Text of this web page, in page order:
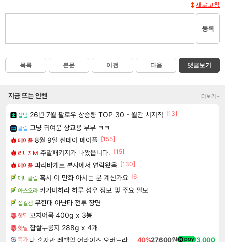
새로고침
등록
목록 본문 이전 다음 댓글보기
지금 뜨는 인벤 더보기+
잡담 26년 7월 팔로우 상승량 TOP 30 - 월간 치지직 [13]
클립 그냥 귀여운 상교용 부부 ㅋㅋ
메이플 8월 9일 썬데이 메이플 [155]
리니지M 주말패키지가 나왔읍니다. [15]
메이플 파리바게트 본사에서 연락왔음 [130]
애니클립 혹시 이 만화 아시는 분 계신가요 [6]
아스오라 카가미하라 하루 성우 정보 및 주요 필모
섭컬겜 무한대 아난타 전투 장면
핫딜 꼬치어묵 400g x 3봉
핫딜 찹쌀누룽지 288g x 4개
특가 나 혼자만 레벨업 어라이즈 오버드라이브 Solo Leveling Arise 40%27,600원 3,000